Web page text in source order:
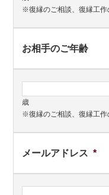
※復縁のご相談、復縁工作
お相手のご年齢
歳
※復縁のご相談、復縁工作
メールアドレス *